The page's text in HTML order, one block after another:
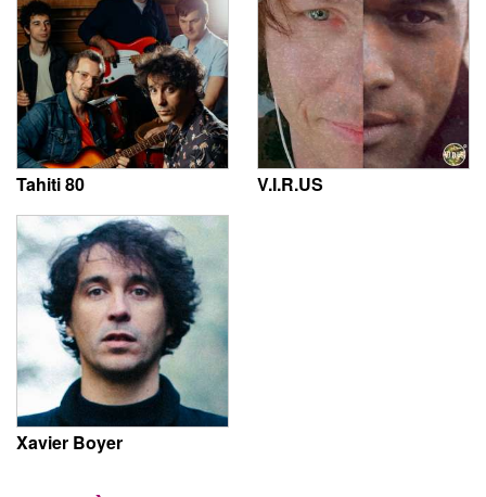
Tahiti 80 V.I.R.US
Xavier Boyer